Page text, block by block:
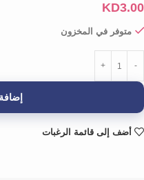
KD3.00
متوفر في المخزون
أضف إلى قائمة الرغبات